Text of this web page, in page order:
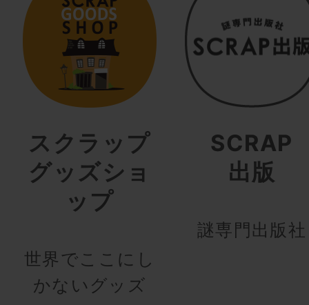
スクラップ
グッズショ
ップ
世界でここにし
かないグッズ
SCRAP
出版
謎専門出版社